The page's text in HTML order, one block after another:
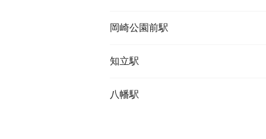
岡崎公園前駅
知立駅
八幡駅